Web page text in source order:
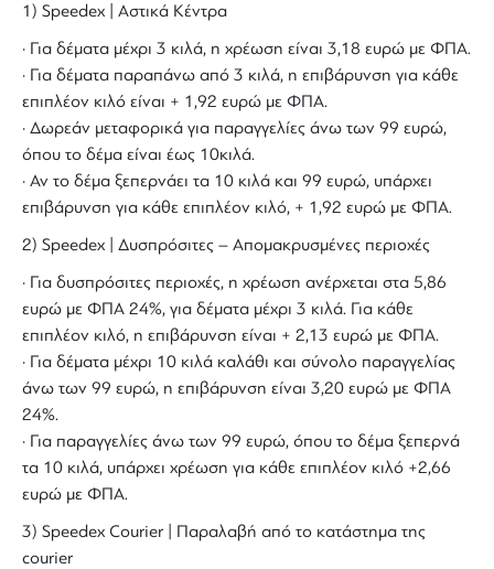
1) Speedex | Αστικά Κέντρα
· Για δέματα μέχρι 3 κιλά, η χρέωση είναι 3,18 ευρώ με ΦΠΑ.
· Για δέματα παραπάνω από 3 κιλά, η επιβάρυνση για κάθε
επιπλέον κιλό είναι + 1,92 ευρώ με ΦΠΑ.
· Δωρεάν μεταφορικά για παραγγελίες άνω των 99 ευρώ,
όπου το δέμα είναι έως 10κιλά.
· Αν το δέμα ξεπερνάει τα 10 κιλά και 99 ευρώ, υπάρχει
επιβάρυνση για κάθε επιπλέον κιλό, + 1,92 ευρώ με ΦΠΑ.
2) Speedex | Δυσπρόσιτες – Απομακρυσμένες περιοχές
· Για δυσπρόσιτες περιοχές, η χρέωση ανέρχεται στα 5,86
ευρώ με ΦΠΑ 24%, για δέματα μέχρι 3 κιλά. Για κάθε
επιπλέον κιλό, η επιβάρυνση είναι + 2,13 ευρώ με ΦΠΑ.
· Για δέματα μέχρι 10 κιλά καλάθι και σύνολο παραγγελίας
άνω των 99 ευρώ, η επιβάρυνση είναι 3,20 ευρώ με ΦΠΑ
24%.
· Για παραγγελίες άνω των 99 ευρώ, όπου το δέμα ξεπερνά
τα 10 κιλά, υπάρχει χρέωση για κάθε επιπλέον κιλό +2,66
ευρώ με ΦΠΑ.
3) Speedex Courier | Παραλαβή από το κατάστημα της
courier